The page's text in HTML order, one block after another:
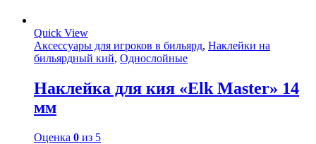
Quick View
Аксессуары для игроков в бильярд, Наклейки на
бильярдный кий, Однослойные
Наклейка для кия «Elk Master» 14
мм
Оценка 0 из 5